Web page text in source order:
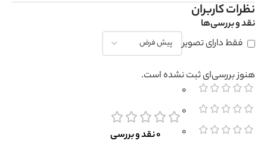
نظرات کاربران
0 نقد و بررسی
0
0
0
نقد و بررسی‌ها
فقط دارای تصویر
هنوز بررسی‌ای ثبت نشده است.